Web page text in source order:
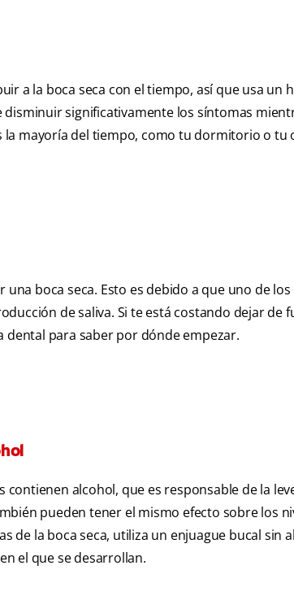
a la boca seca con el tiempo, así que usa
significativamente los síntomas
la mayoría del tiempo, como tu dormitorio o tu
una boca seca. Esto es debido a que uno de
de saliva. Si te está costando dejar
dental para saber por dónde empezar.
contienen alcohol, que es responsable de la
pueden tener el mismo efecto sobre los
de la boca seca, utiliza un enjuague bucal sin
el que se desarrollan.